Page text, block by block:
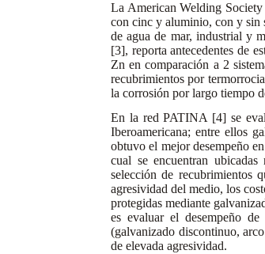
La American Welding
con cinc y aluminio, con y sin
de agua de mar, industrial y
[3], reporta antecedentes de
Zn en comparación a 2
recubrimientos por
la corrosión por largo tiempo
En la red PATINA [4] se
Iberoamericana; entre ellos
obtuvo el mejor desempeño
cual se encuentran
selección de recubrimientos
agresividad del medio, los
protegidas mediante
es evaluar el desempeño
(galvanizado discontinuo,
de elevada agresividad.